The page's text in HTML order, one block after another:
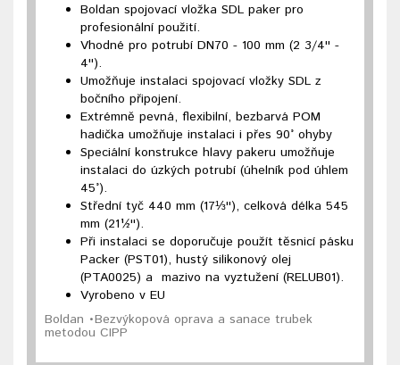
Boldan spojovací vložka SDL paker pro
profesionální použití.
Vhodné pro potrubí DN70 - 100 mm (2 3/4'' -
4'').
Umožňuje instalaci spojovací vložky SDL z
bočního připojení.
Extrémně pevná, flexibilní, bezbarvá POM
hadička umožňuje instalaci i přes 90° ohyby
Speciální konstrukce hlavy pakeru umožňuje
instalaci do úzkých potrubí (úhelník pod úhlem
45°).
Střední tyč 440 mm (17⅓''), celková délka 545
mm (21½'').
Při instalaci se doporučuje použít těsnicí pásku
Packer (PST01), hustý silikonový olej
(PTA0025) a mazivo na vyztužení (RELUB01).
Vyrobeno v EU
Boldan •Bezvýkopová oprava a sanace trubek
metodou CIPP